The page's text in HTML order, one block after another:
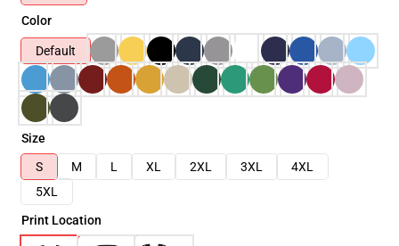
Color
Default
Size
S
M L XL 2XL 3XL
4XL
5XL
Print Location